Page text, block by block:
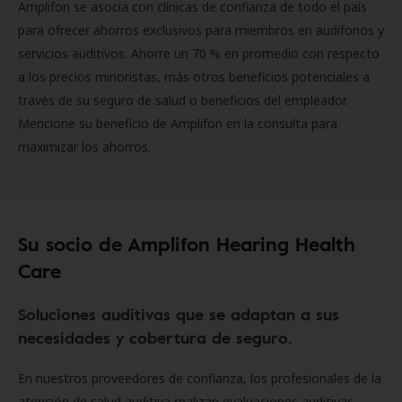
Amplifon se asocia con clínicas de confianza de todo el país
para ofrecer ahorros exclusivos para miembros en audífonos y
servicios auditivos. Ahorre un 70 % en promedio con respecto
a los precios minoristas, más otros beneficios potenciales a
través de su seguro de salud o beneficios del empleador.
Mencione su beneficio de Amplifon en la consulta para
maximizar los ahorros.
Su socio de Amplifon Hearing Health
Care
Soluciones auditivas que se adaptan a sus
necesidades y cobertura de seguro.
En nuestros proveedores de confianza, los profesionales de la